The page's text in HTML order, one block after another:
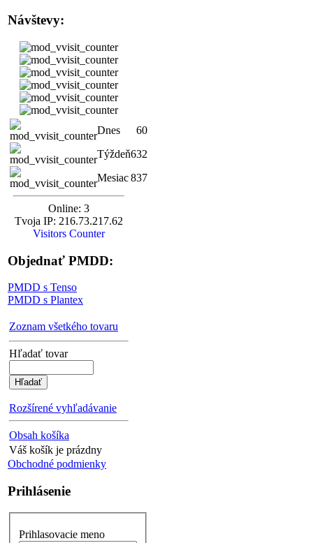
Návštevy:
Dnes
60
Týždeň632
Mesiac837
Online: 3
Tvoja IP: 216.73.217.62
Visitors Counter
Objednať PMDD:
PMDD s Tenso
PMDD s Plantex
Zoznam všetkého tovaru
Hľadať tovar
Rozšírené vyhľadávanie
Obsah košíka
Váš košík je prázdny
Obchodné podmienky
Prihlásenie
Prihlasovacie meno